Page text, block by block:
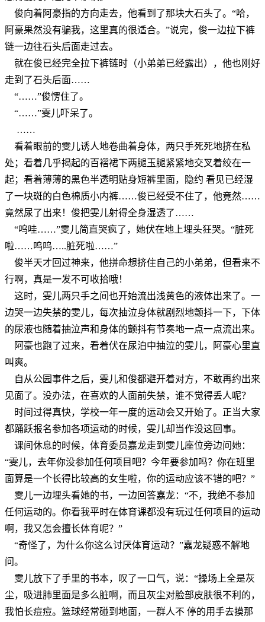
俊向着阿豪指的方向走去，他看到了那块大石头了。“哈，
阿豪果然没有骗我，这里真的很适合。”说完，俊一边拉下裤
链一边往石头后面走过去。
就在俊已经完全拉下裤链时（小弟弟已经露出），他也刚好
走到了石头后面……
“……”俊愣住了。
“……”雯儿吓呆了。
……
看着眼前的雯儿诱人地卷曲着身体，两只手死死地挤在私
处；看着几乎揭起的百褶裙下两腿玉腿紧紧地交叉着绞在一
起；看着薄薄的黑色半透明贴身短裤里面，隐约 看见已经湿
了一块斑的白色棉质小内裤……俊已经受不住了，他竟然……
竟然尿了出来！俊把雯儿射得全身湿透了……
“呜哇……”雯儿简直哭疯了，她伏在地上埋头狂哭。“脏死
啦……呜呜…..脏死啦……”
俊半天才回过神来，他拼命想挤住自己的小弟弟，但看来不
行啊，真是一发不可收拾哦！
这时，雯儿两只手之间也开始流出浅黄色的液体出来了。一
边哭一边失禁的雯儿，每次抽泣身体就剧烈地颤抖一下，下体
的尿液也随着抽泣声和身体的颤抖有节奏地一点一点流出来。
阿豪也跑了过来，看着伏在尿泊中抽泣的雯儿，阿豪心里直
叫爽。
自从公园事件之后，雯儿和俊都避开着对方，不敢再约出来
见面了。没办法，在喜欢的人面前失禁，谁不觉得丢人呢？
时间过得真快，学校一年一度的运动会又开始了。正当大家
都踊跃报名参加各项运动的时候，雯儿却当作没这回事。
课间休息的时候，体育委员嘉龙走到雯儿座位旁边问她：
“雯儿，去年你没参加任何项目吧？今年要参加吗？你在班里
面算是一个长得比较高的女生啦，你的运动应该不错的吧？”
雯儿一边埋头看她的书，一边回答嘉龙：“不，我绝不参加
任何运动的。你看我平时在体育课都没有玩过任何项目的运动
啊，我又怎会擅长体育呢？”
“奇怪了，为什么你这么讨厌体育运动？”嘉龙疑惑不解地
问。
雯儿放下了手里的书本，叹了一口气，说：“操场上全是灰
尘，吸进肺里面是多么脏啊，而且灰尘对脸部皮肤很不利的，
我怕长痘痘。篮球经常碰到地面，一群人不 停的用手去摸那